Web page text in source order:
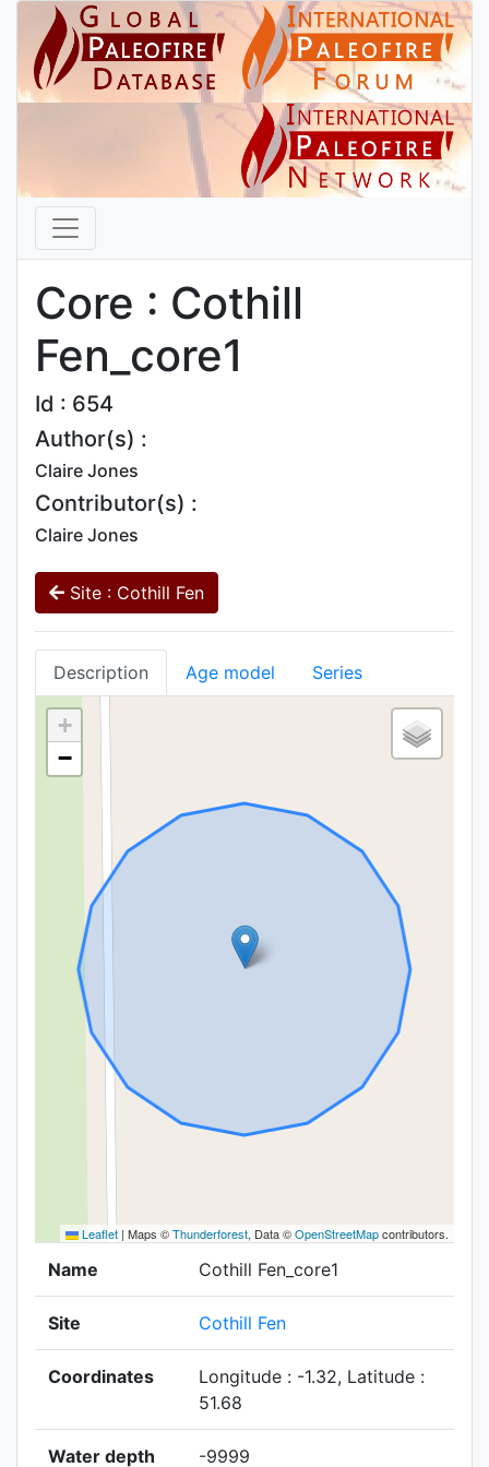
Core : Cothill
Fen_core1
Id : 654
Author(s) :
Claire Jones
Contributor(s) :
Claire Jones
Site : Cothill Fen
Description Age model Series
+
−
Leaflet | Maps ©Thunderforest, Data ©OpenStreetMapcontributors.
Name Cothill Fen_core1
Site Cothill Fen
Coordinates
Longitude : -1.32, Latitude :
51.68
Water depth -9999